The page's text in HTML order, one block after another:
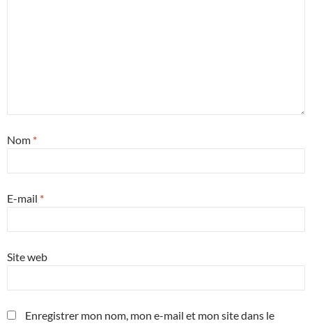
Nom *
E-mail *
Site web
Enregistrer mon nom, mon e-mail et mon site dans le